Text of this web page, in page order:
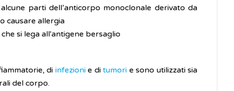
parti dell’anticorpo monoclonale derivato da
causare allergia
si lega all'antigene bersaglio
di infezionie ditumori e sono utilizzati sia
del corpo.